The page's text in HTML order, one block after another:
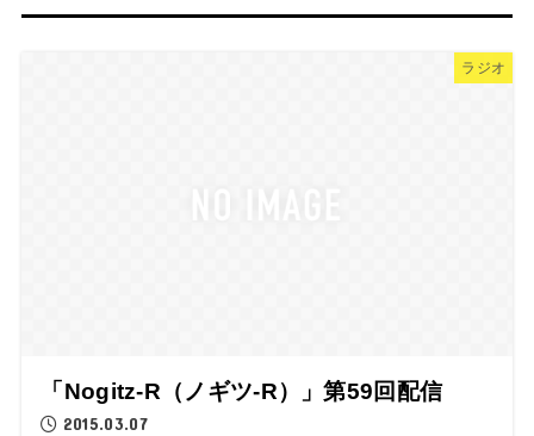
ラジオ
「Nogitz-R（ノギツ-R）」第59回配信
2015.03.07